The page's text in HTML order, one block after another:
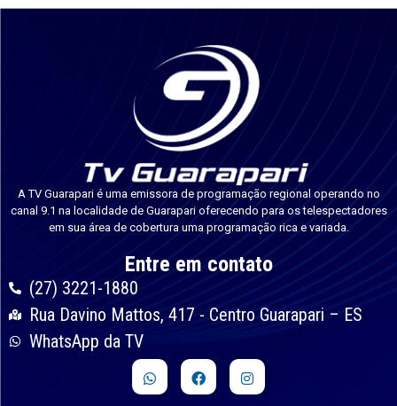
A TV Guarapari é uma emissora de programação regional operando no
canal 9.1 na localidade de Guarapari oferecendo para os telespectadores
em sua área de cobertura uma programação rica e variada.
Entre em contato
(27) 3221-1880
Rua Davino Mattos, 417 - Centro Guarapari – ES
WhatsApp da TV